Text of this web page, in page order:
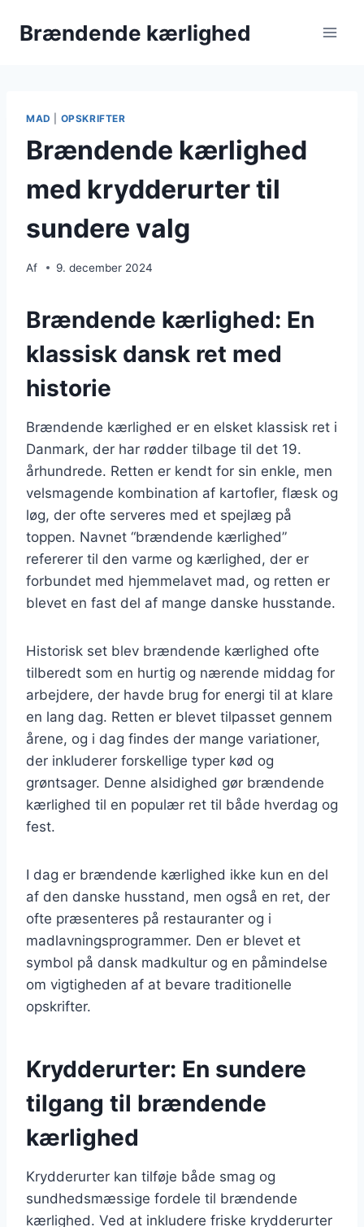
Brændende kærlighed
MAD OPSKRIFTER
Brændende kærlighed
med krydderurter til
sundere valg
Af 9. december 2024
Brændende kærlighed: En
klassisk dansk ret med
historie
Brændende kærlighed er en elsket klassisk ret i
Danmark, der har rødder tilbage til det 19.
århundrede. Retten er kendt for sin enkle, men
velsmagende kombination af kartofler, flæsk og
løg, der ofte serveres med et spejlæg på
toppen. Navnet “brændende kærlighed”
refererer til den varme og kærlighed, der er
forbundet med hjemmelavet mad, og retten er
blevet en fast del af mange danske husstande.
Historisk set blev brændende kærlighed ofte
tilberedt som en hurtig og nærende middag for
arbejdere, der havde brug for energi til at klare
en lang dag. Retten er blevet tilpasset gennem
årene, og i dag findes der mange variationer,
der inkluderer forskellige typer kød og
grøntsager. Denne alsidighed gør brændende
kærlighed til en populær ret til både hverdag og
fest.
I dag er brændende kærlighed ikke kun en del
af den danske husstand, men også en ret, der
ofte præsenteres på restauranter og i
madlavningsprogrammer. Den er blevet et
symbol på dansk madkultur og en påmindelse
om vigtigheden af at bevare traditionelle
opskrifter.
Krydderurter: En sundere
tilgang til brændende
kærlighed
Krydderurter kan tilføje både smag og
sundhedsmæssige fordele til brændende
kærlighed. Ved at inkludere friske krydderurter